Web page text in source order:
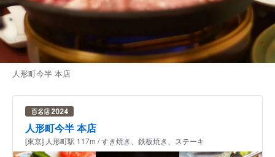
人形町今半 本店
人形町今半 本店
[東京] 人形町駅 117m / すき焼き、鉄板焼き、ステーキ